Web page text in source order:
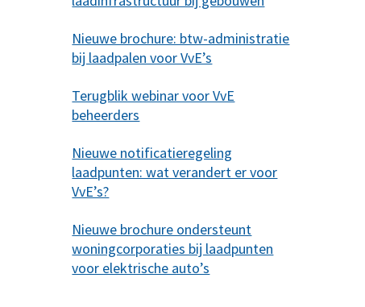
Nieuwe brochure: btw-administratie
bij laadpalen voor VvE’s
Terugblik webinar voor VvE
beheerders
Nieuwe notificatieregeling
laadpunten: wat verandert er voor
VvE’s?
Nieuwe brochure ondersteunt
woningcorporaties bij laadpunten
voor elektrische auto’s